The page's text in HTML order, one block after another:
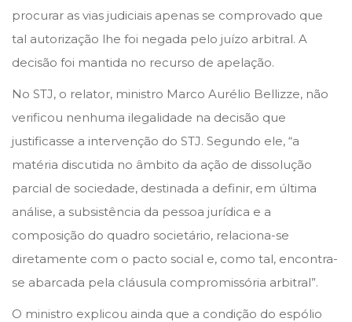
procurar as vias judiciais apenas se comprovado que
tal autorização lhe foi negada pelo juízo arbitral. A
decisão foi mantida no recurso de apelação.
No STJ, o relator, ministro Marco Aurélio Bellizze, não
verificou nenhuma ilegalidade na decisão que
justificasse a intervenção do STJ. Segundo ele, “a
matéria discutida no âmbito da ação de dissolução
parcial de sociedade, destinada a definir, em última
análise, a subsistência da pessoa jurídica e a
composição do quadro societário, relaciona-se
diretamente com o pacto social e, como tal, encontra-
se abarcada pela cláusula compromissória arbitral”.
O ministro explicou ainda que a condição do espólio